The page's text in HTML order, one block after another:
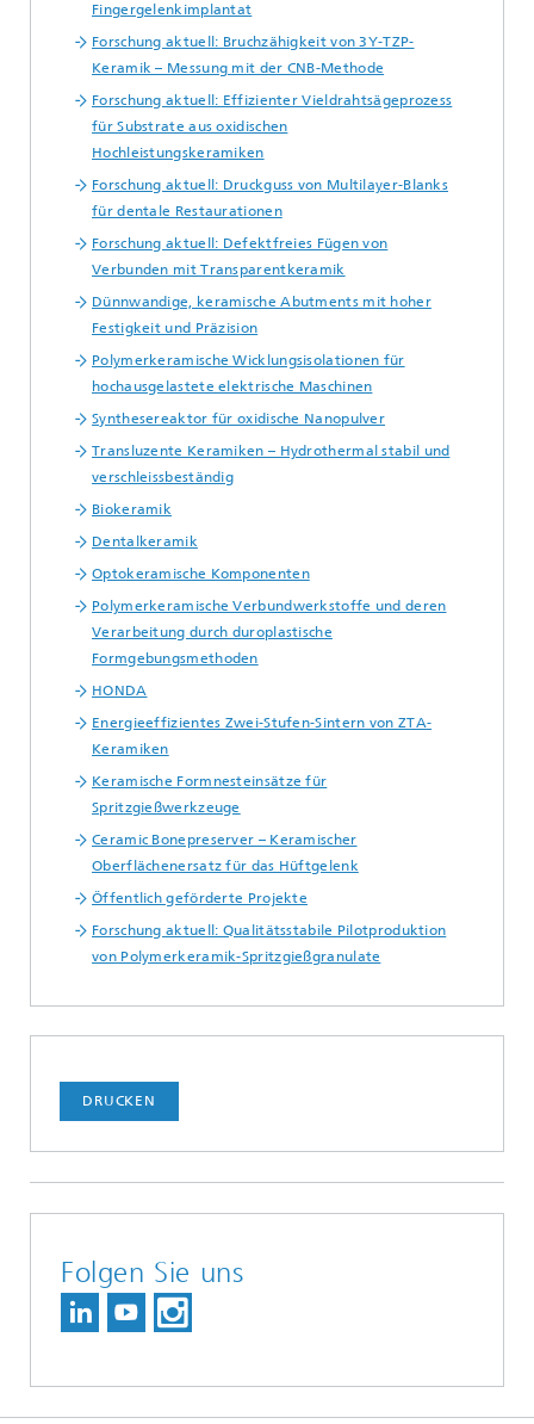
Fingergelenkimplantat
Forschung aktuell: Bruchzähigkeit von 3Y-TZP-
Keramik – Messung mit der CNB-Methode
Forschung aktuell: Effizienter Vieldrahtsägeprozess
für Substrate aus oxidischen
Hochleistungskeramiken
Forschung aktuell: Druckguss von Multilayer-Blanks
für dentale Restaurationen
Forschung aktuell: Defektfreies Fügen von
Verbunden mit Transparentkeramik
Dünnwandige, keramische Abutments mit hoher
Festigkeit und Präzision
Polymerkeramische Wicklungsisolationen für
hochausgelastete elektrische Maschinen
Synthesereaktor für oxidische Nanopulver
Transluzente Keramiken – Hydrothermal stabil und
verschleissbeständig
Biokeramik
Dentalkeramik
Optokeramische Komponenten
Polymerkeramische Verbundwerkstoffe und deren
Verarbeitung durch duroplastische
Formgebungsmethoden
HONDA
Energieeffizientes Zwei-Stufen-Sintern von ZTA-
Keramiken
Keramische Formnesteinsätze für
Spritzgießwerkzeuge
Ceramic Bonepreserver – Keramischer
Oberflächenersatz für das Hüftgelenk
Öffentlich geförderte Projekte
Forschung aktuell: Qualitätsstabile Pilotproduktion
von Polymerkeramik-Spritzgießgranulate
DRUCKEN
Folgen Sie uns